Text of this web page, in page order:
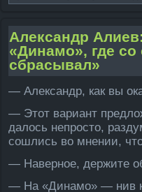
Але­ксандр
«Динамо», где со
сбрасывал»
— Але­ксандр, как вы
— Этот вариант
да­лось непросто,
сошлись во мнении,
— Наверное, держите
— На «Динамо» — нив